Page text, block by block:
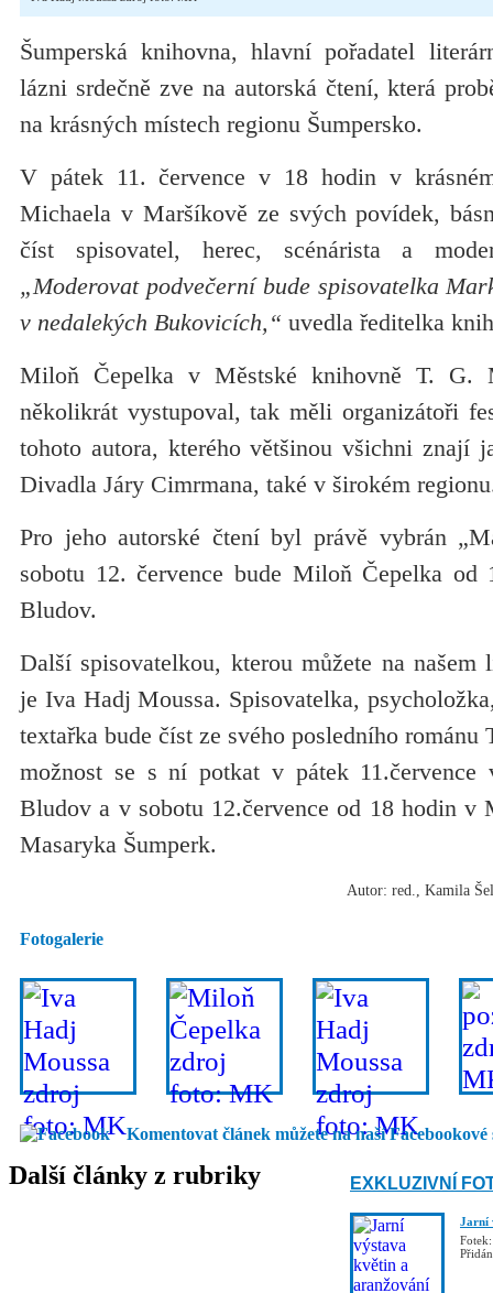
Šumperská knihovna, hlavní pořadatel
lázni srdečně zve na autorská čtení, která
na krásných místech regionu Šumpersko.
V pátek 11. července v 18 hodin v
Michaela v Maršíkově ze svých povídek,
číst spisovatel, herec, scénárista a
„Moderovat podvečerní bude spisovatelka
v nedalekých Bukovicích,“ uvedla ředitelka
Miloň Čepelka v Městské knihovně T. G.
několikrát vystupoval, tak měli organizátoři
tohoto autora, kterého většinou všichni znají
Divadla Járy Cimrmana, také v širokém
Pro jeho autorské čtení byl právě vybrán
sobotu 12. července bude Miloň Čepelka
Bludov.
Další spisovatelkou, kterou můžete na našem
je Iva Hadj Moussa. Spisovatelka,
textařka bude číst ze svého posledního
možnost se s ní potkat v pátek
Bludov a v sobotu 12.července od 18 hodin v
Masaryka Šumperk.
Autor: red., Kamila
Fotogalerie
Komentovat článek můžete na naší Facebookové
Další články z rubriky EXKLUZIVNÍ
Jarní